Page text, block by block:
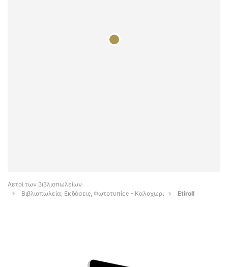
Αετοί των βιβλιοπωλείων
Βιβλιοπωλεία, Εκδόσεις, Φωτοτυπίες - Καλοχωρι
Etiroll